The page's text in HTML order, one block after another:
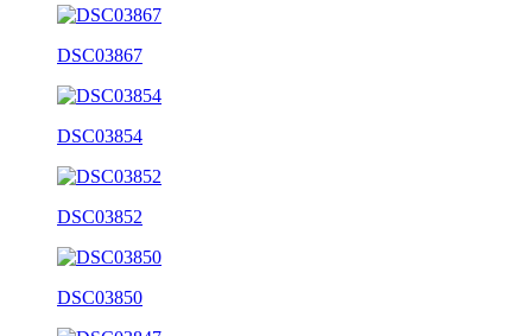
DSC03867
DSC03854
DSC03852
DSC03850